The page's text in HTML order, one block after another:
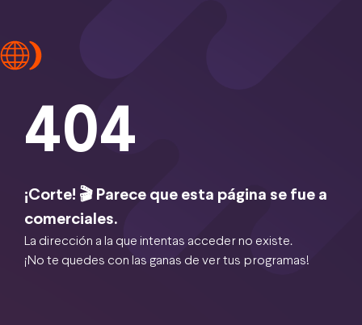
404
¡Corte! 🎬 Parece que esta página se fue a
comerciales.
La dirección a la que intentas acceder no existe.
¡No te quedes con las ganas de ver tus programas!